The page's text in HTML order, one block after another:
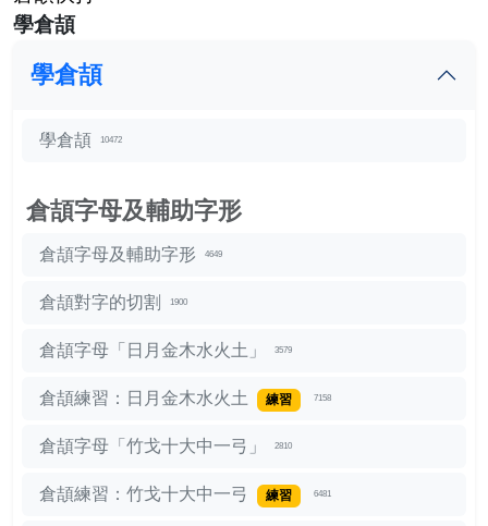
學倉頡
學倉頡
學倉頡 10472
倉頡字母及輔助字形
倉頡字母及輔助字形 4649
倉頡對字的切割 1900
倉頡字母「日月金木水火土」 3579
倉頡練習：日月金木水火土 練習 7158
倉頡字母「竹戈十大中一弓」 2810
倉頡練習：竹戈十大中一弓 練習 6481